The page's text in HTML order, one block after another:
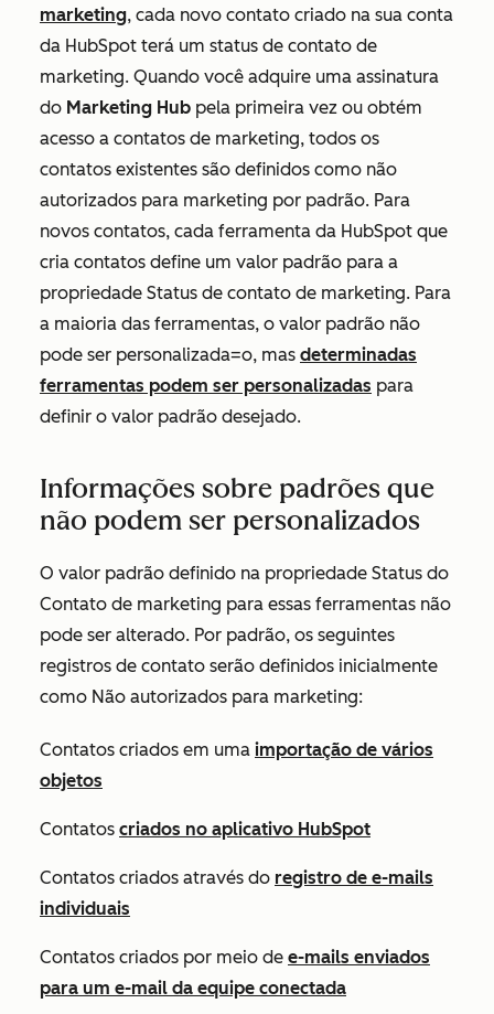
marketing, cada novo contato criado na sua conta
da HubSpot terá um status de contato de
marketing. Quando você adquire uma assinatura
do Marketing Hub pela primeira vez ou obtém
acesso a contatos de marketing, todos os
contatos existentes são definidos como não
autorizados para marketing por padrão. Para
novos contatos, cada ferramenta da HubSpot que
cria contatos define um valor padrão para a
propriedade Status de contato de marketing. Para
a maioria das ferramentas, o valor padrão não
pode ser personalizada=o, mas determinadas
ferramentas podem ser personalizadas para
definir o valor padrão desejado.
Informações sobre padrões que
não podem ser personalizados
O valor padrão definido na propriedade Status do
Contato de marketing para essas ferramentas não
pode ser alterado. Por padrão, os seguintes
registros de contato serão definidos inicialmente
como Não autorizados para marketing:
Contatos criados em uma importação de vários
objetos
Contatos criados no aplicativo HubSpot
Contatos criados através do registro de e-mails
individuais
Contatos criados por meio de e-mails enviados
para um e-mail da equipe conectada